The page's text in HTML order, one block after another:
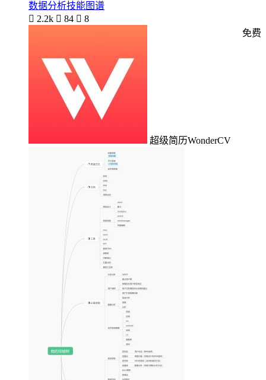
数据分析技能图谱
 2.2k  84  8
超级简历WonderCV
免费